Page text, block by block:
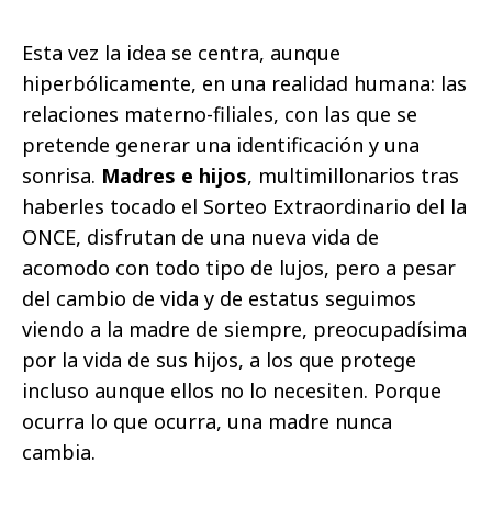
Esta vez la idea se centra, aunque
hiperbólicamente, en una realidad humana: las
relaciones materno-filiales, con las que se
pretende generar una identificación y una
sonrisa. Madres e hijos, multimillonarios tras
haberles tocado el Sorteo Extraordinario del la
ONCE, disfrutan de una nueva vida de
acomodo con todo tipo de lujos, pero a pesar
del cambio de vida y de estatus seguimos
viendo a la madre de siempre, preocupadísima
por la vida de sus hijos, a los que protege
incluso aunque ellos no lo necesiten. Porque
ocurra lo que ocurra, una madre nunca
cambia.